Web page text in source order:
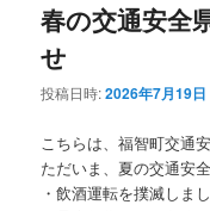
春の交通安全
せ
投稿日時:2026年7月19
こちらは、福智町交通
ただいま、夏の交通安
・飲酒運転を撲滅しまし